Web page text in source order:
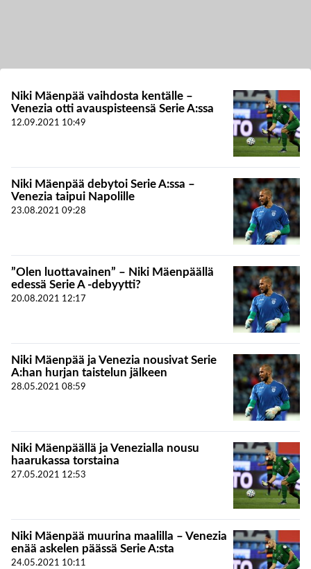
Niki Mäenpää vaihdosta kentälle –
Venezia otti avauspisteensä Serie A:ssa
12.09.2021 10:49
Niki Mäenpää debytoi Serie A:ssa –
Venezia taipui Napolille
23.08.2021 09:28
”Olen luottavainen” – Niki Mäenpäällä
edessä Serie A -debyytti?
20.08.2021 12:17
Niki Mäenpää ja Venezia nousivat Serie
A:han hurjan taistelun jälkeen
28.05.2021 08:59
Niki Mäenpäällä ja Venezialla nousu
haarukassa torstaina
27.05.2021 12:53
Niki Mäenpää muurina maalilla – Venezia
enää askelen päässä Serie A:sta
24.05.2021 10:11